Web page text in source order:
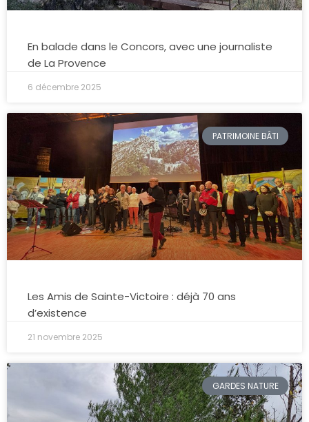
En balade dans le Concors, avec une journaliste
de La Provence
6 décembre 2025
PATRIMOINE BÂTI
Les Amis de Sainte-Victoire : déjà 70 ans
d’existence
21 novembre 2025
GARDES NATURE